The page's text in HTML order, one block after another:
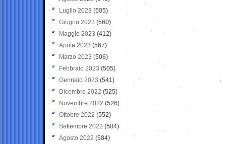
Luglio 2023 (605)
Giugno 2023 (560)
Maggio 2023 (412)
Aprile 2023 (567)
Marzo 2023 (506)
Febbraio 2023 (505)
Gennaio 2023 (541)
Dicembre 2022 (525)
Novembre 2022 (526)
Ottobre 2022 (552)
Settembre 2022 (584)
Agosto 2022 (584)